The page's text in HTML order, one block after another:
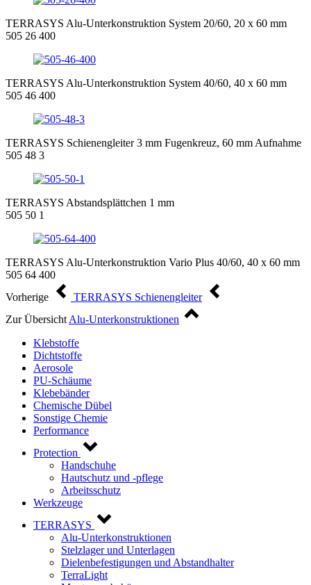
TERRASYS Alu-Unterkonstruktion System 20/60, 20 x 60 mm
505 26 400
TERRASYS Alu-Unterkonstruktion System 40/60, 40 x 60 mm
505 46 400
TERRASYS Schienengleiter 3 mm Fugenkreuz, 60 mm Aufnahme
505 48 3
TERRASYS Abstandsplättchen 1 mm
505 50 1
TERRASYS Alu-Unterkonstruktion Vario Plus 40/60, 40 x 60 mm
505 64 400
Vorherige
TERRASYS Schienengleiter
Zur Übersicht Alu-Unterkonstruktionen
Klebstoffe
Dichtstoffe
Aerosole
PU-Schäume
Klebebänder
Chemische Dübel
Sonstige Chemie
Performance
Protection
Handschuhe
Hautschutz und -pflege
Arbeitsschutz
Werkzeuge
TERRASYS
Alu-Unterkonstruktionen
Stelzlager und Unterlagen
Dielenbefestigungen und Abstandhalter
TerraLight